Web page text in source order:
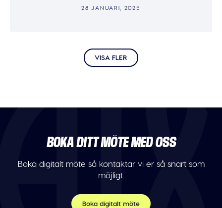
28 JANUARI, 2025
VISA FLER
BOKA DITT MÖTE MED OSS
Boka digitalt möte så kontaktar vi er så snart som
möjligt.
Boka digitalt möte